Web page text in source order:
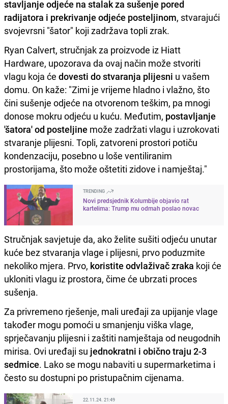
stavljanje odjeće na stalak za sušenje pored
radijatora i prekrivanje odjeće posteljinom, stvarajući
svojevrsni "šator" koji zadržava topli zrak.
Ryan Calvert, stručnjak za proizvode iz Hiatt
Hardware, upozorava da ovaj način može stvoriti
vlagu koja će dovesti do stvaranja plijesni u vašem
domu. On kaže: "Zimi je vrijeme hladno i vlažno, što
čini sušenje odjeće na otvorenom teškim, pa mnogi
donose mokru odjeću u kuću. Međutim, postavljanje
'šatora' od posteljine može zadržati vlagu i uzrokovati
stvaranje plijesni. Topli, zatvoreni prostori potiču
kondenzaciju, posebno u loše ventiliranim
prostorijama, što može oštetiti zidove i namještaj."
TRENDING
Novi predsjednik Kolumbije objavio rat
kartelima: Trump mu odmah poslao novac
Stručnjak savjetuje da, ako želite sušiti odjeću unutar
kuće bez stvaranja vlage i plijesni, prvo poduzmite
nekoliko mjera. Prvo, koristite odvlaživač zraka koji će
ukloniti vlagu iz prostora, čime će ubrzati proces
sušenja.
Za privremeno rješenje, mali uređaji za upijanje vlage
također mogu pomoći u smanjenju viška vlage,
sprječavanju plijesni i zaštiti namještaja od neugodnih
mirisa. Ovi uređaji su jednokratni i obično traju 2-3
sedmice. Lako se mogu nabaviti u supermarketima i
često su dostupni po pristupačnim cijenama.
22.11.24. 21:49